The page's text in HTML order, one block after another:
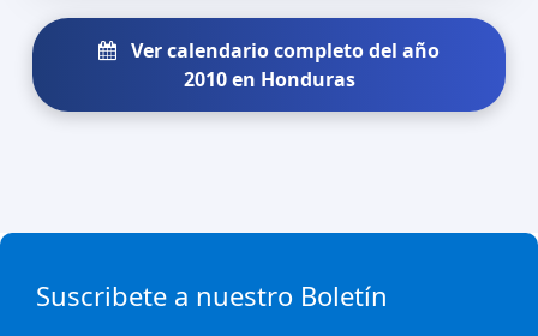
Ver calendario completo del año
2010 en Honduras
Suscribete a nuestro Boletín